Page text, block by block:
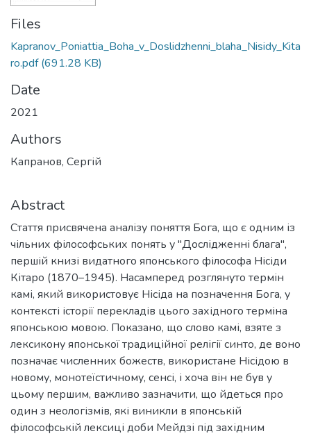
Files
Kapranov_Poniattia_Boha_v_Doslidzhenni_blaha_Nisidy_Kita
ro.pdf(691.28 KB)
Date
2021
Authors
Капранов, Сергій
Abstract
Стаття присвячена аналізу поняття Бога, що є одним із
чільних філософських понять у "Дослідженні блага",
першій книзі видатного японського філософа Нісіди
Кітаро (1870–1945). Насамперед розглянуто термін
камі, який використовує Нісіда на позначення Бога, у
контексті історії перекладів цього західного терміна
японською мовою. Показано, що слово камі, взяте з
лексикону японської традиційної релігії синто, де воно
позначає численних божеств, використане Нісідою в
новому, монотеїстичному, сенсі, і хоча він не був у
цьому першим, важливо зазначити, що йдеться про
один з неологізмів, які виникли в японській
філософській лексиці доби Мейдзі під західним